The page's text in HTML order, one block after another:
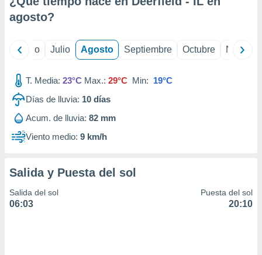
e
publicidad
publicidad
de
agosto?
Junio Julio Agosto Septiembre Octubre
T. Media: 23°C Max.: 29°C Min: 19°C
Días de lluvia: 10 días
Acum. de lluvia: 82 mm
Viento medio: 9 km/h
Salida y Puesta del sol
Salida del sol
06:03
Puesta del sol
20:10